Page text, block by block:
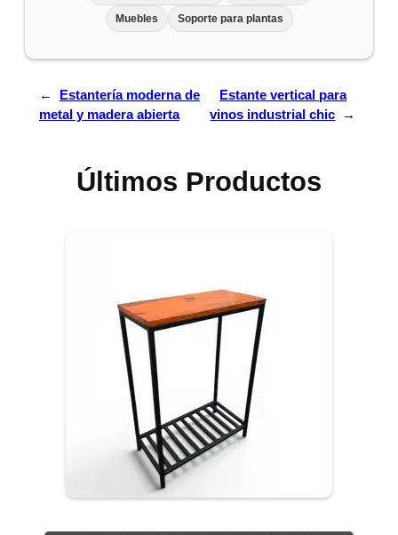
Muebles Soporte para plantas
←
Estantería moderna de
metal y madera abierta
Estante vertical para
vinos industrial chic
→
Últimos Productos